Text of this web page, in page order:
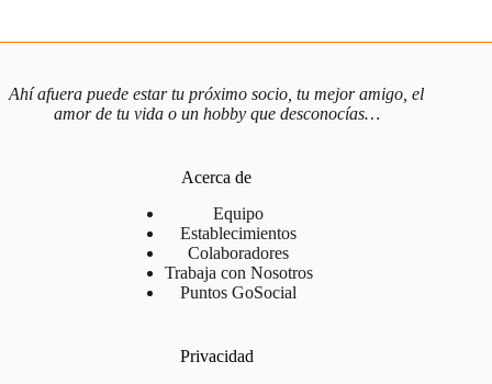
Ahí afuera puede estar tu próximo socio, tu mejor amigo, el
amor de tu vida o un hobby que desconocías…
Acerca de
Equipo
Establecimientos
Colaboradores
Trabaja con Nosotros
Puntos GoSocial
Privacidad